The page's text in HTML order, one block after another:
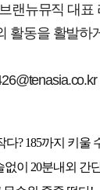
랜뉴뮤직 대
활동을 활발하